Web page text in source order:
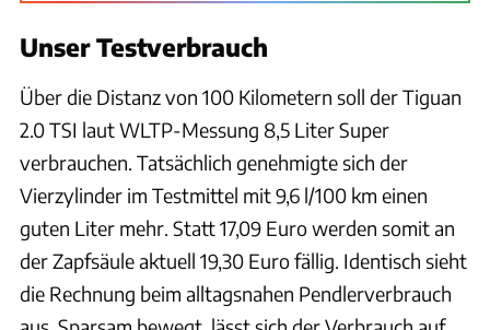
Unser Testverbrauch
Über die Distanz von 100 Kilometern soll der Tiguan
2.0 TSI laut WLTP-Messung 8,5 Liter Super
verbrauchen. Tatsächlich genehmigte sich der
Vierzylinder im Testmittel mit 9,6 l/100 km einen
guten Liter mehr. Statt 17,09 Euro werden somit an
der Zapfsäule aktuell 19,30 Euro fällig. Identisch sieht
die Rechnung beim alltagsnahen Pendlerverbrauch